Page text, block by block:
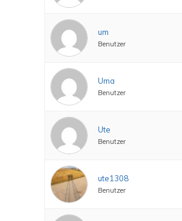
um
Benutzer
Uma
Benutzer
Ute
Benutzer
ute1308
Benutzer